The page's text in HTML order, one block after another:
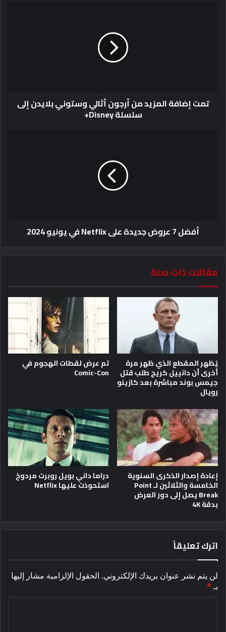
تمت إضافة المزيد من أرجون أثالي وستوني بلايدن إلى
سلسلة Disney+
أفضل 7 عروض جديدة على Netflix في يونيو 2024
مقالات ذات صلة
يُظهر المقطع الذي ظهر مرة
أخرى أن دانييل كريج طلب قتل
جيمس بوند مباشرة بعد كازينو
رويال
تم عرض لقطات الهجوم في
Comic-Con
إعادة إصدار الذكرى السنوية
الخامسة والثلاثين لـ Point
Break يصل إلى دور العرض
بدقة 4K
دراما داني بويل روبرت مردوخ
استحوذت عليها Netflix
اترك تعليقاً
لن يتم نشر عنوان بريدك الإلكتروني. الحقول الإلزامية مشار إليها
بـ*